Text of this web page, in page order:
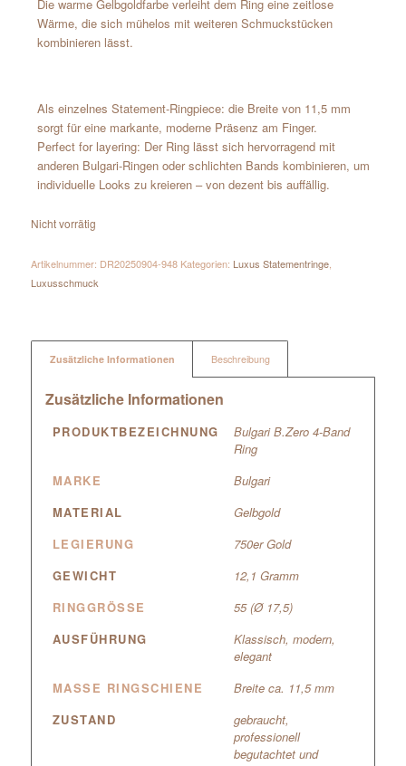
Die warme Gelbgoldfarbe verleiht dem Ring eine zeitlose
Wärme, die sich mühelos mit weiteren Schmuckstücken
kombinieren lässt.
Als einzelnes Statement-Ringpiece: die Breite von 11,5 mm
sorgt für eine markante, moderne Präsenz am Finger.
Perfect for layering: Der Ring lässt sich hervorragend mit
anderen Bulgari-Ringen oder schlichten Bands kombinieren, um
individuelle Looks zu kreieren – von dezent bis auffällig.
Nicht vorrätig
Artikelnummer: DR20250904-948 Kategorien: Luxus Statementringe,
Luxusschmuck
Zusätzliche Informationen Beschreibung
Zusätzliche Informationen
PRODUKTBEZEICHNUNG
Bulgari B.Zero 4-Band
Ring
MARKE
Bulgari
MATERIAL
Gelbgold
LEGIERUNG
750er Gold
GEWICHT
12,1 Gramm
RINGGRÖSSE
55 (Ø 17,5)
AUSFÜHRUNG
Klassisch, modern,
elegant
MASSE RINGSCHIENE
Breite ca. 11,5 mm
ZUSTAND
gebraucht,
professionell
begutachtet und